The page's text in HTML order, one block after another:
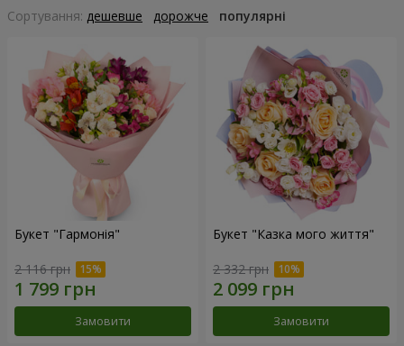
Сортування: дешевше дорожче популярні
Букет "Гармонія"
2 116 грн
Замовити
Букет "Казка мого життя"
2 332 грн
Замовити